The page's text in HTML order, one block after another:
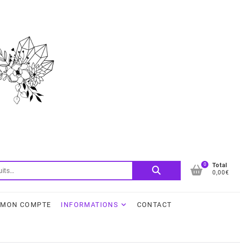
Recherche
0
Total
0,00€
MON COMPTE INFORMATIONS CONTACT